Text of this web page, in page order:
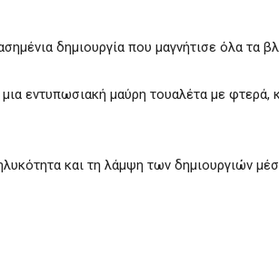
δημιουργία που μαγνήτισε όλα τα
εντυπωσιακή μαύρη τουαλέτα με φτερά,
και τη λάμψη των δημιουργιών